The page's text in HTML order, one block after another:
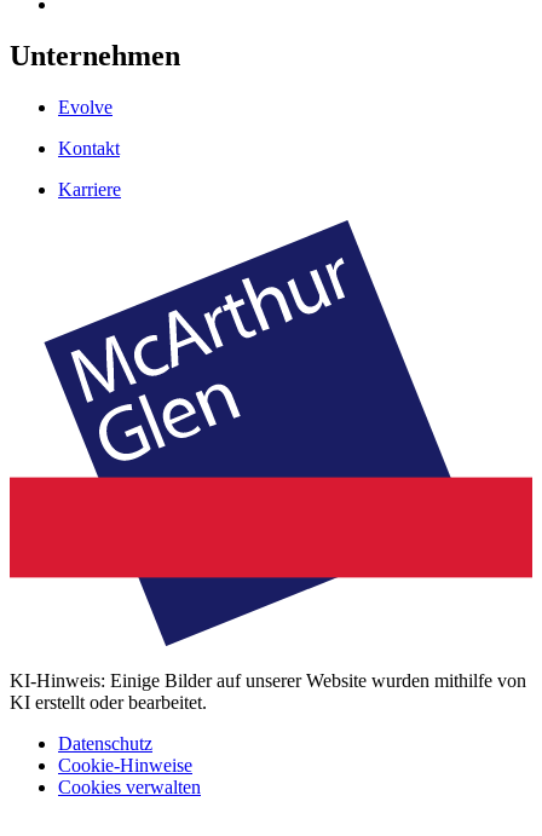
Unternehmen
Evolve
Kontakt
Karriere
KI-Hinweis: Einige Bilder auf unserer Website wurden mithilfe von
KI erstellt oder bearbeitet.
Datenschutz
Cookie-Hinweise
Cookies verwalten